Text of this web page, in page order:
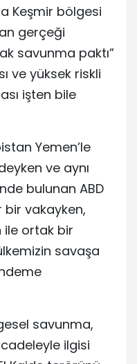
Keşmir bölgesi
gerçeği
savunma paktı”
ve yüksek riskli
işten bile
Yemen’le
ve aynı
bulunan ABD
bir vakayken,
ile ortak bir
savaşa
savunma,
ilgisi